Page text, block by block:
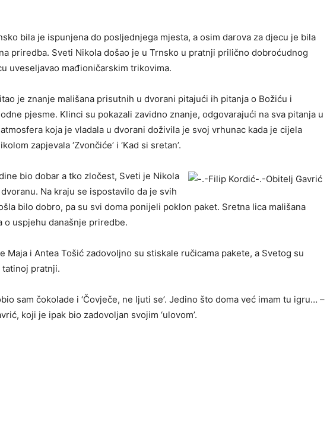
bila je ispunjena do posljednjega mjesta, a osim darova za djecu je bila
priredba. Sveti Nikola došao je u Trnsko u pratnji prilično dobroćudnog
uveseljavao mađioničarskim trikovima.
je znanje mališana prisutnih u dvorani pitajući ih pitanja o Božiću i
pjesme. Klinci su pokazali zavidno znanje, odgovarajući na sva pitanja u
koja je vladala u dvorani doživila je svoj vrhunac kada je cijela
zapjevala ‘Zvončiće’ i ‘Kad si sretan’.
bio dobar a tko zločest, Sveti je Nikola
Na kraju se ispostavilo da je svih
bilo dobro, pa su svi doma ponijeli poklon paket. Sretna lica mališana
o uspjehu današnje priredbe.
Maja i Antea Tošić zadovoljno su stiskale ručicama pakete, a Svetog su
pratnji.
sam čokolade i ‘Čovječe, ne ljuti se’. Jedino što doma već imam tu igru… –
koji je ipak bio zadovoljan svojim ‘ulovom’.